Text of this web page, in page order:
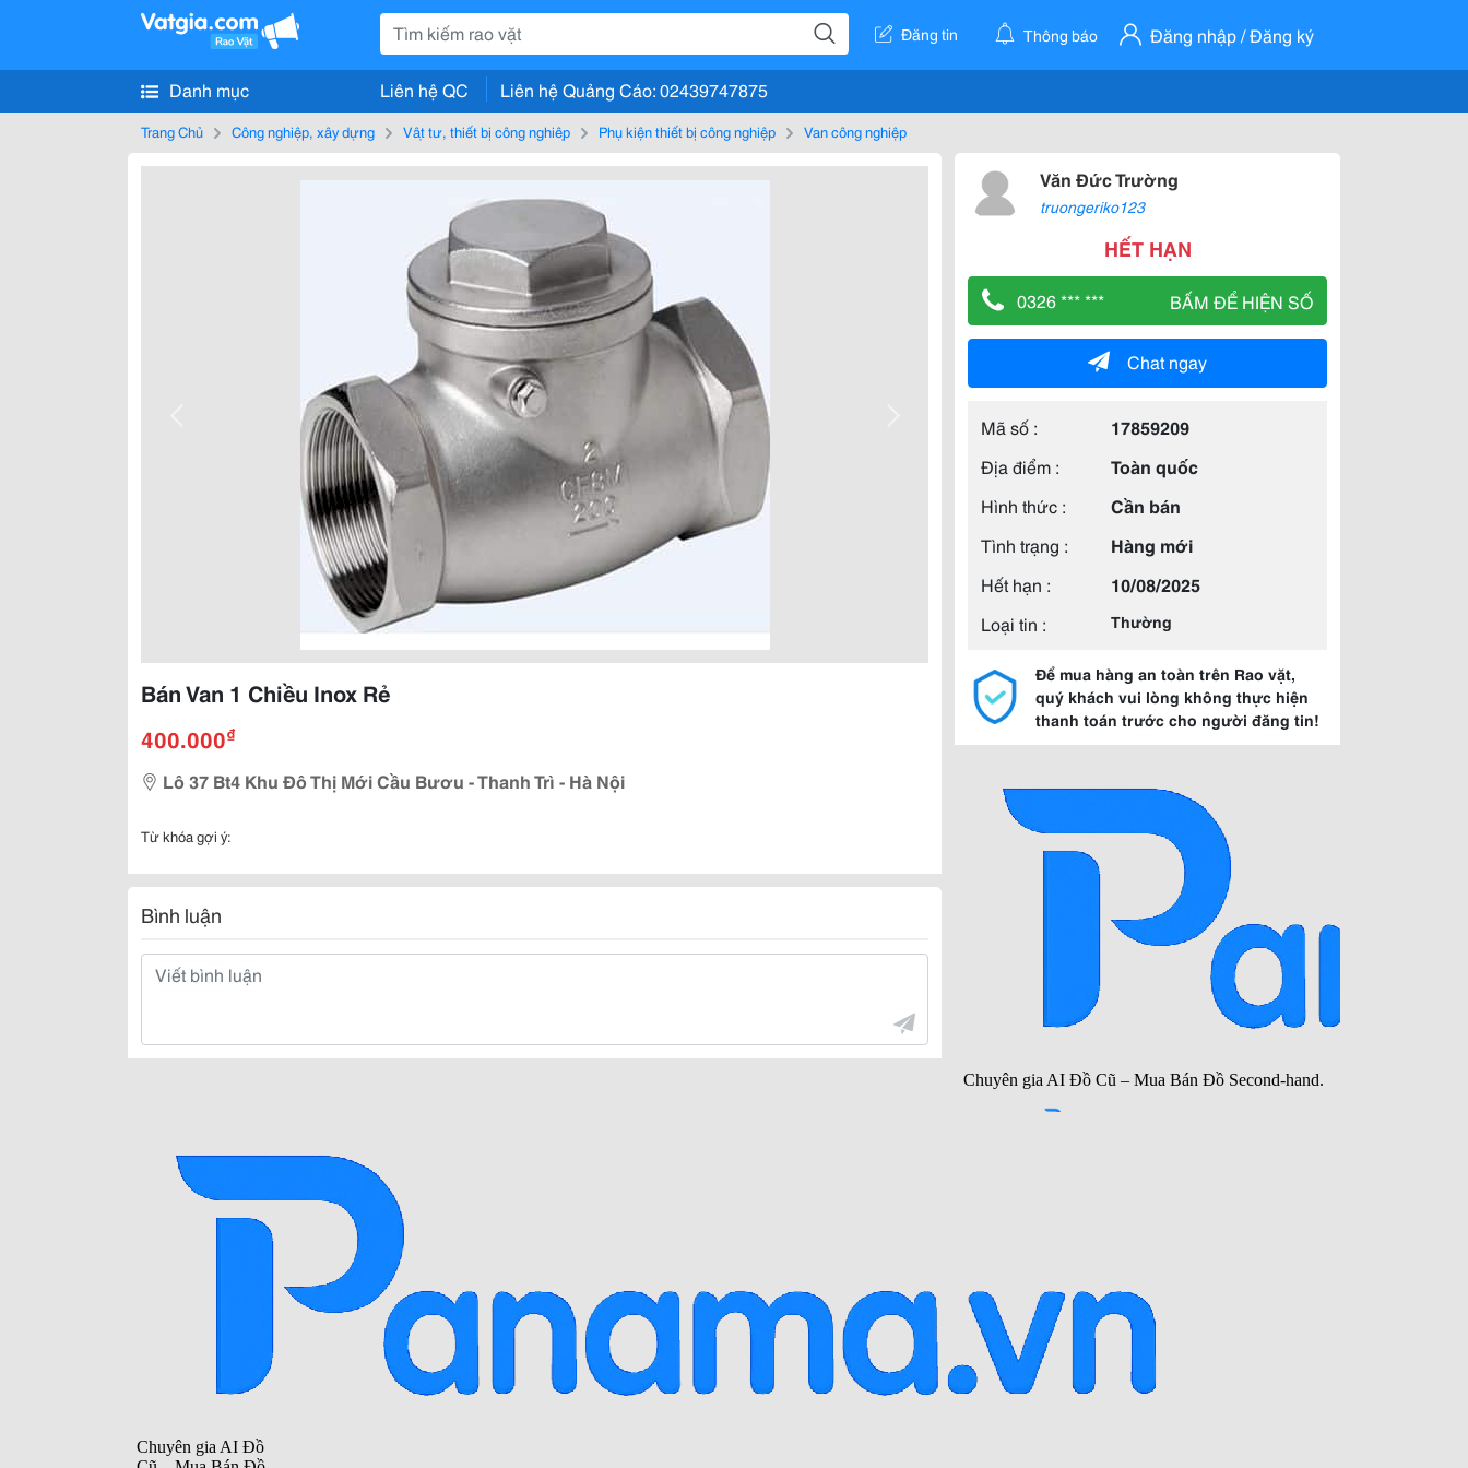
Đăng tin Thông báo Đăng nhập / Đăng ký
Danh mục Liên hệ QC Liên hệ Quảng Cáo: 02439747875
Trang Chủ Công nghiệp, xây dựng Vật tư, thiết bị công nghiệp Phụ kiện thiết bị công nghiệp Van công nghiệp
Bán Van 1 Chiều Inox Rẻ
400.000₫
Lô 37 Bt4 Khu Đô Thị Mới Cầu Bươu - Thanh Trì - Hà Nội
Từ khóa gợi ý:
Bình luận
Văn Đức Trường
truongeriko123
HẾT HẠN
0326 *** *** BẤM ĐỂ HIỆN SỐ
Chat ngay
Mã số :
17859209
Địa điểm :
Toàn quốc
Hình thức :
Cần bán
Tình trạng :
Hàng mới
Hết hạn :
10/08/2025
Loại tin :
Thường
Để mua hàng an toàn trên Rao vặt,
quý khách vui lòng không thực hiện
thanh toán trước cho người đăng tin!